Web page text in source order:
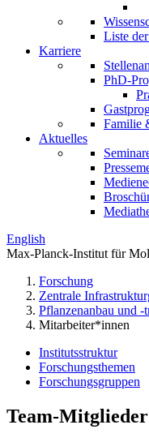
Liste
Karriere
PhD-
Familie
Aktuelles
English
Max-Planck-Institut für
Forschung
Zentrale
Pflanzenanbau und -
Mitarbeiter*innen
Institutsstruktur
Forschungsthemen
Forschungsgruppen
Team-Mitglieder